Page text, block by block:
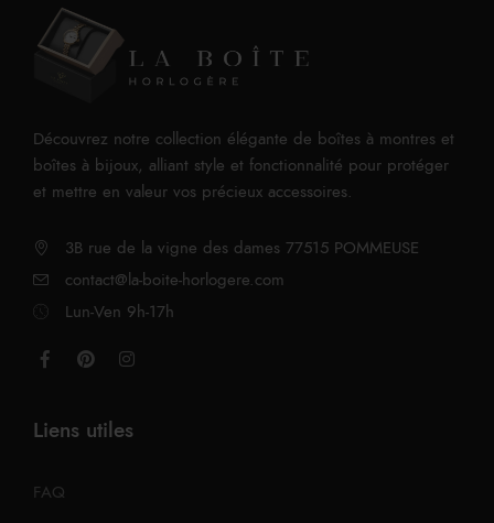
Découvrez notre collection élégante de boîtes à montres et
boîtes à bijoux, alliant style et fonctionnalité pour protéger
et mettre en valeur vos précieux accessoires.
3B rue de la vigne des dames 77515 POMMEUSE
contact@la-boite-horlogere.com
Lun-Ven 9h-17h
Liens utiles
FAQ